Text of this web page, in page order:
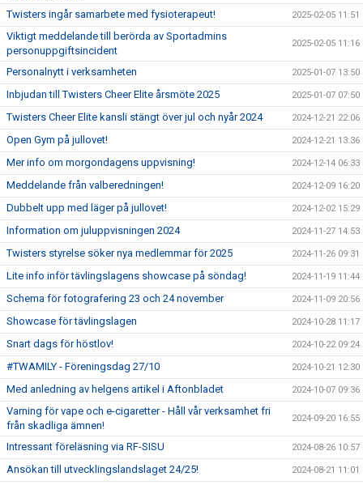
Twisters ingår samarbete med fysioterapeut! 2025-02-05 11:51
Viktigt meddelande till berörda av Sportadmins
personuppgiftsincident
2025-02-05 11:16
Personalnytt i verksamheten 2025-01-07 13:50
Inbjudan till Twisters Cheer Elite årsmöte 2025 2025-01-07 07:50
Twisters Cheer Elite kansli stängt över jul och nyår 2024 2024-12-21 22:06
Open Gym på jullovet! 2024-12-21 13:36
Mer info om morgondagens uppvisning! 2024-12-14 06:33
Meddelande från valberedningen! 2024-12-09 16:20
Dubbelt upp med läger på jullovet! 2024-12-02 15:29
Information om juluppvisningen 2024 2024-11-27 14:53
Twisters styrelse söker nya medlemmar för 2025 2024-11-26 09:31
Lite info inför tävlingslagens showcase på söndag! 2024-11-19 11:44
Schema för fotografering 23 och 24 november 2024-11-09 20:56
Showcase för tävlingslagen 2024-10-28 11:17
Snart dags för höstlov! 2024-10-22 09:24
#TWAMILY - Föreningsdag 27/10 2024-10-21 12:30
Med anledning av helgens artikel i Aftonbladet 2024-10-07 09:36
Varning för vape och e-cigaretter - Håll vår verksamhet fri
från skadliga ämnen!
2024-09-20 16:55
Intressant föreläsning via RF-SISU 2024-08-26 10:57
Ansökan till utvecklingslandslaget 24/25! 2024-08-21 11:01